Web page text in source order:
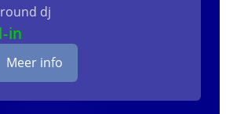
dj
in
Meer info